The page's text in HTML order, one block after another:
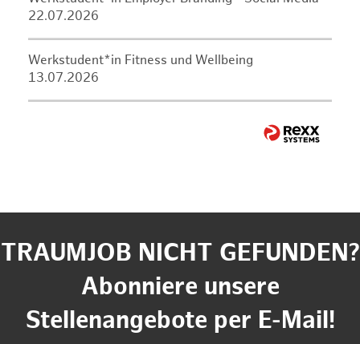
22.07.2026
Werkstudent*in Fitness und Wellbeing
13.07.2026
TRAUMJOB NICHT GEFUNDEN?
Abonniere unsere
Stellenangebote per E-Mail!